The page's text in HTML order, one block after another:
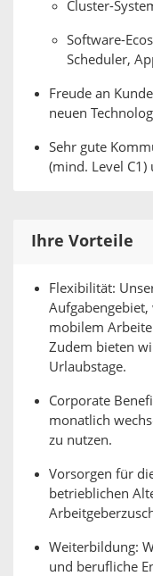
Cluster-
Software-
Scheduler,
Freude an
neuen
Sehr gute
(mind. Level C1)
Ihre Vorteile
Flexibilität:
mobilem
Zudem bieten
Urlaubstage.
Corporate
monatlich
zu nutzen.
Vorsorgen für
betrieblichen
Weiterbildung:
und berufliche